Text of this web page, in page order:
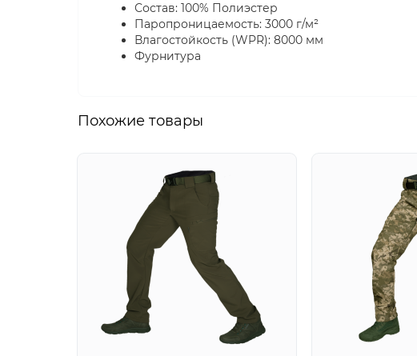
Состав: 100% Полиэстер
Паропроницаемость: 3000 г/м²
Влагостойкость (WPR): 8000 мм
Фурнитура
Похожие товары